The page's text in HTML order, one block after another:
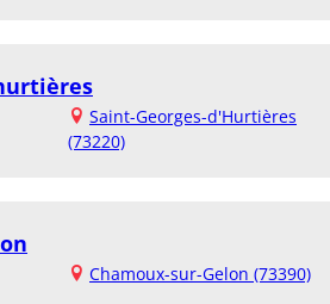
Saint-Georges-d'Hurtières
(73220)
Chamoux-sur-Gelon (73390)